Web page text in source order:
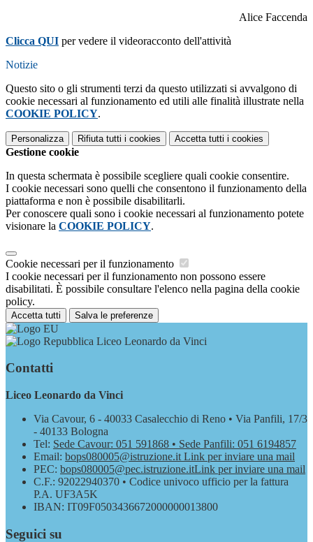
Alice Faccenda
Clicca QUI per vedere il videoracconto dell'attività
Notizie
Questo sito o gli strumenti terzi da questo utilizzati si avvalgono di
cookie necessari al funzionamento ed utili alle finalità illustrate nella
COOKIE POLICY.
Personalizza Rifiuta tutti i cookies Accetta tutti i cookies
Gestione cookie
In questa schermata è possibile scegliere quali cookie consentire.
I cookie necessari sono quelli che consentono il funzionamento della
piattaforma e non è possibile disabilitarli.
Per conoscere quali sono i cookie necessari al funzionamento potete
visionare la COOKIE POLICY.
Cookie necessari per il funzionamento
I cookie necessari per il funzionamento non possono essere
disabilitati. È possibile consultare l'elenco nella pagina della cookie
policy.
Accetta tutti Salva le preferenze
Liceo Leonardo da Vinci
Contatti
Liceo Leonardo da Vinci
Via Cavour, 6 - 40033 Casalecchio di Reno • Via Panfili, 17/3
- 40133 Bologna
Tel: Sede Cavour: 051 591868 • Sede Panfili: 051 6194857
Email: bops080005@istruzione.it Link per inviare una mail
PEC: bops080005@pec.istruzione.itLink per inviare una mail
C.F.: 92022940370 • Codice univoco ufficio per la fattura
P.A. UF3A5K
IBAN: IT09F0503436672000000013800
Seguici su